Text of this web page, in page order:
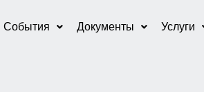
События Документы Услуги